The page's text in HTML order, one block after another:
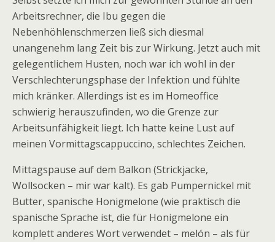
Arbeitsrechner, die Ibu gegen die
Nebenhöhlenschmerzen ließ sich diesmal
unangenehm lang Zeit bis zur Wirkung. Jetzt auch mit
gelegentlichem Husten, noch war ich wohl in der
Verschlechterungsphase der Infektion und fühlte
mich kränker. Allerdings ist es im Homeoffice
schwierig herauszufinden, wo die Grenze zur
Arbeitsunfähigkeit liegt. Ich hatte keine Lust auf
meinen Vormittagscappuccino, schlechtes Zeichen.
Mittagspause auf dem Balkon (Strickjacke,
Wollsocken – mir war kalt). Es gab Pumpernickel mit
Butter, spanische Honigmelone (wie praktisch die
spanische Sprache ist, die für Honigmelone ein
komplett anderes Wort verwendet – melón – als für